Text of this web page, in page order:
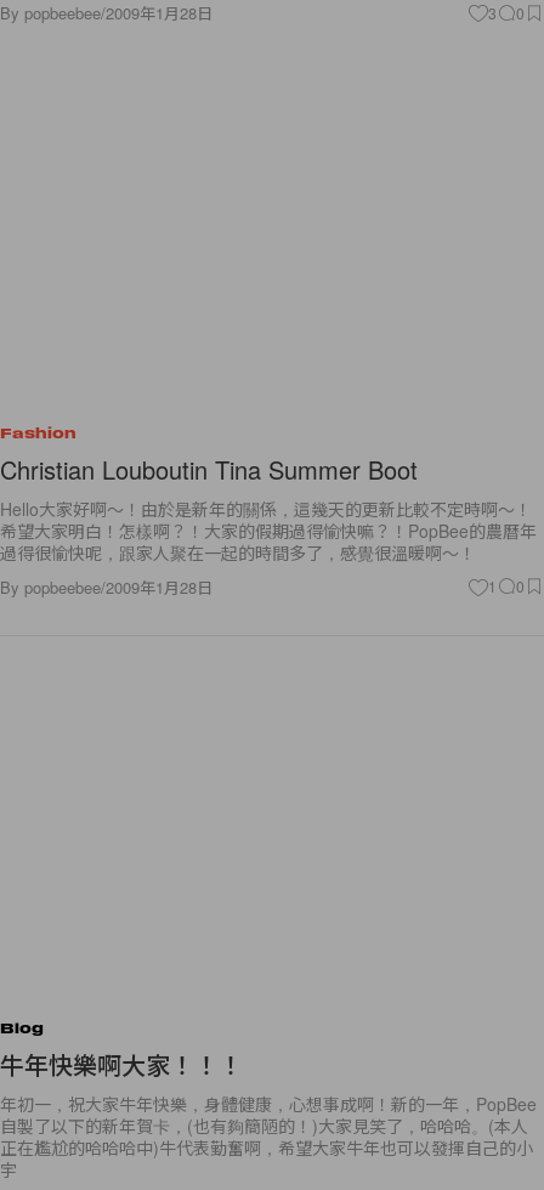
By popbeebee/2009年1月28日 3 0
Fashion
Christian Louboutin Tina Summer Boot
Hello大家好啊～！由於是新年的關係，這幾天的更新比較不定時啊～！
希望大家明白！怎樣啊？！大家的假期過得愉快嘛？！PopBee的農曆年
過得很愉快呢，跟家人聚在一起的時間多了，感覺很溫暖啊～！
By popbeebee/2009年1月28日 1 0
Blog
牛年快樂啊大家！！！
年初一，祝大家牛年快樂，身體健康，心想事成啊！新的一年，PopBee
自製了以下的新年賀卡，(也有夠簡陋的！)大家見笑了，哈哈哈。(本人
正在尷尬的哈哈哈中)牛代表勤奮啊，希望大家牛年也可以發揮自己的小
宇